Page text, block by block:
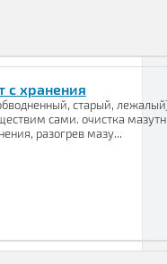
с хранения
старый,
сами. очистка
разогрев мазу...